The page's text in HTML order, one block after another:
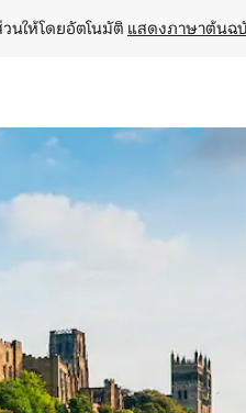
นให้โดยอัตโนมัติ แสดงภาษาต้นฉ